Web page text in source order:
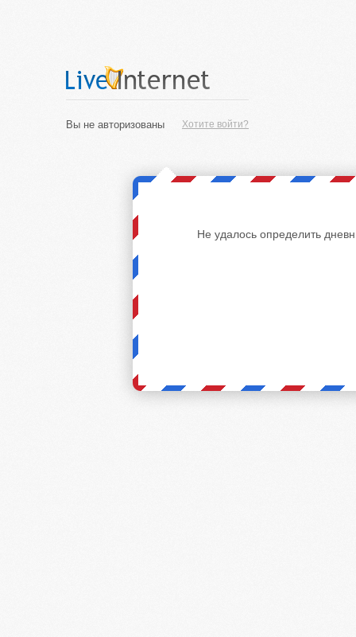
Хотите войти?
Вы не авторизованы
Не удалось определить